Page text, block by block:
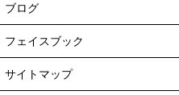
ブログ
フェイスブック
サイトマップ